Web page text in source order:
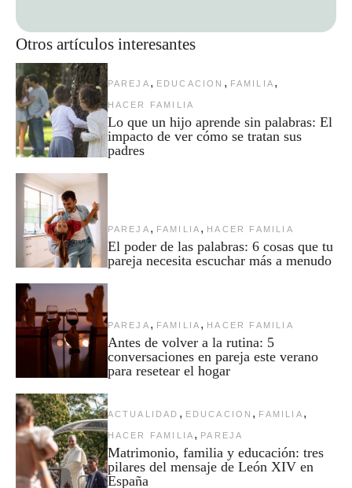
Otros artículos interesantes
PAREJA , EDUCACION , FAMILIA ,
HACER FAMILIA
Lo que un hijo aprende sin palabras: El
impacto de ver cómo se tratan sus
padres
PAREJA , FAMILIA , HACER FAMILIA
El poder de las palabras: 6 cosas que tu
pareja necesita escuchar más a menudo
PAREJA , FAMILIA , HACER FAMILIA
Antes de volver a la rutina: 5
conversaciones en pareja este verano
para resetear el hogar
ACTUALIDAD , EDUCACION , FAMILIA ,
HACER FAMILIA , PAREJA
Matrimonio, familia y educación: tres
pilares del mensaje de León XIV en
España